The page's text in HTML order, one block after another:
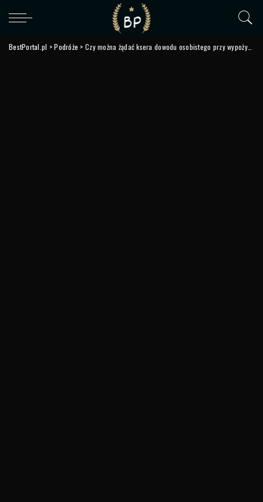
BestPortal.pl >Podróże >Czy można żądać ksera dowodu osobistego przy wypożyczeniu leżaka?